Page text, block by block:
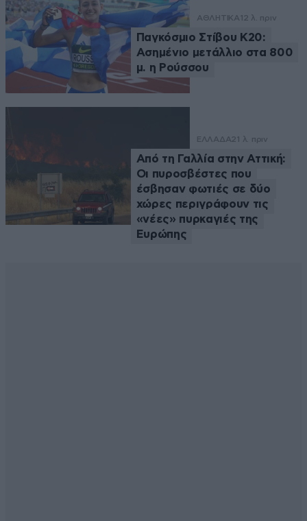
ΑΘΛΗΤΙΚΑ 12 λ. πριν
Παγκόσμιο Στίβου Κ20:
Ασημένιο μετάλλιο στα 800
μ. η Ρούσσου
ΕΛΛΑΔΑ21 λ. πριν
Από τη Γαλλία στην Αττική:
Οι πυροσβέστες που
έσβησαν φωτιές σε δύο
χώρες περιγράφουν τις
«νέες» πυρκαγιές της
Ευρώπης